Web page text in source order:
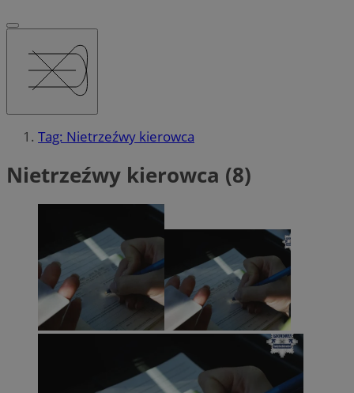
Tag: Nietrzeźwy kierowca
Nietrzeźwy kierowca (8)